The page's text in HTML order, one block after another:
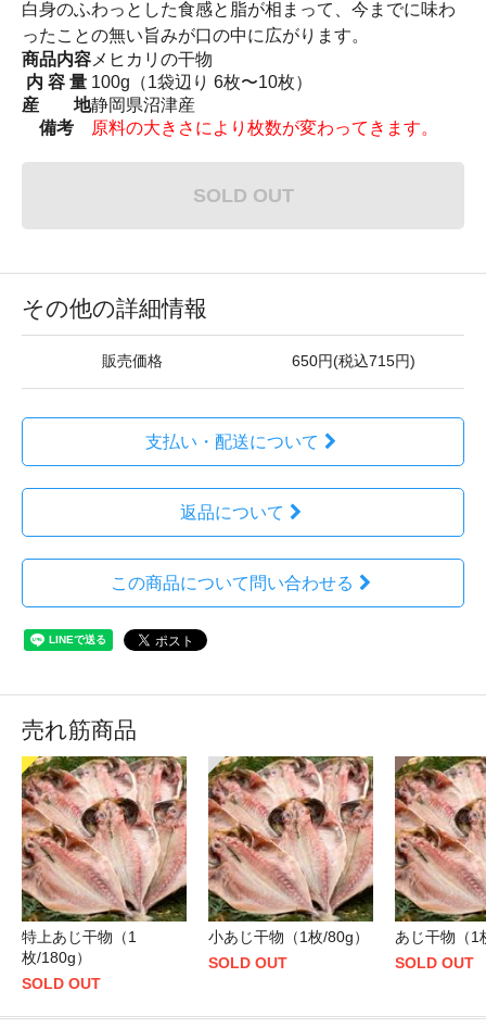
白身のふわっとした食感と脂が相まって、今までに味わ
ったことの無い旨みが口の中に広がります。
商品内容 メヒカリの干物
内 容 量 100g（1袋辺り 6枚〜10枚）
産 地静岡県沼津産
備考
原料の大きさにより枚数が変わってきます。
SOLD OUT
その他の詳細情報
販売価格 650円(税込715円)
支払い・配送について
返品について
この商品について問い合わせる
売れ筋商品
特上あじ干物（1
枚/180g）
SOLD OUT
小あじ干物（1枚/80g）
SOLD OUT
あじ干物（1
SOLD OUT